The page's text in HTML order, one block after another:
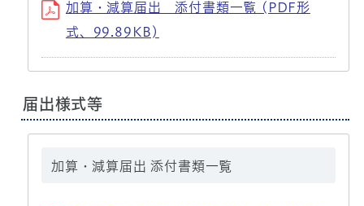
加算・減算届出 添付書類一覧 (PDF形
式、99.89KB)
届出様式等
加算・減算届出 添付書類一覧